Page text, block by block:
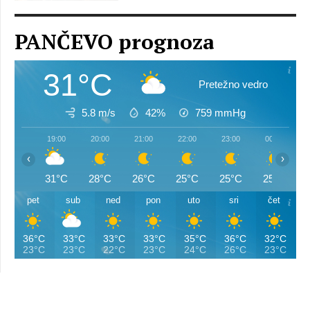
PANČEVO prognoza
31°C Pretežno vedro
5.8 m/s 42% 759 mmHg
19:00
31°C
20:00
28°C
21:00
26°C
22:00
25°C
23:00
25°C
00:00
25°C
‹ ›
pet
36°C
23°C
sub
33°C
23°C
ned
33°C
22°C
pon
33°C
23°C
uto
35°C
24°C
sri
36°C
26°C
čet
32°C
23°C